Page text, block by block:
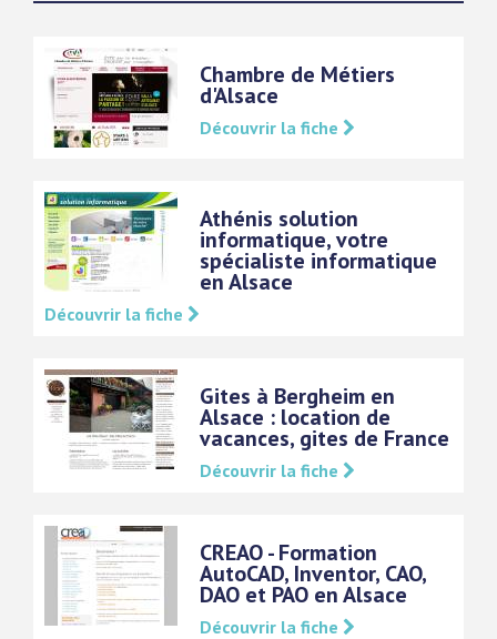
Chambre de Métiers
d'Alsace
Découvrir la fiche
Athénis solution
informatique, votre
spécialiste informatique
en Alsace
Découvrir la fiche
Gites à Bergheim en
Alsace : location de
vacances, gites de France
Découvrir la fiche
CREAO - Formation
AutoCAD, Inventor, CAO,
DAO et PAO en Alsace
Découvrir la fiche